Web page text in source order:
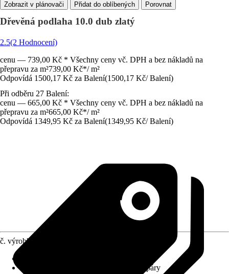
Zobrazit v plánovači Porovnat
Dřevěná podlaha 10.0 dub zlatý
2.5(2 Hodnocení)
cenu — 739,00 Kč * Všechny ceny vč. DPH a bez nákladů na
přepravu za m²739,00 Kč*/ m²
Odpovídá 1500,17 Kč za Balení(1500,17 Kč/ Balení)
Při odběru 27 Balení:
cenu — 665,00 Kč * Všechny ceny vč. DPH a bez nákladů na
přepravu za m²665,00 Kč*/ m²
Odpovídá 1349,95 Kč za Balení(1349,95 Kč/ Balení)
č. výrobku
Bez optické či opravdové spáry